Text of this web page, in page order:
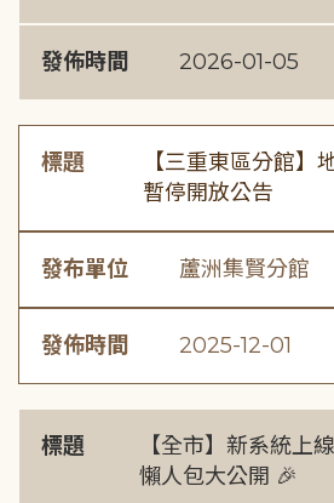
發佈時間 2026-01-05
標題
【三重東區分館】
暫停開放公告
發布單位 蘆洲集賢分館
發佈時間 2025-12-01
標題
【全市】新系統
懶人包大公開 🎉